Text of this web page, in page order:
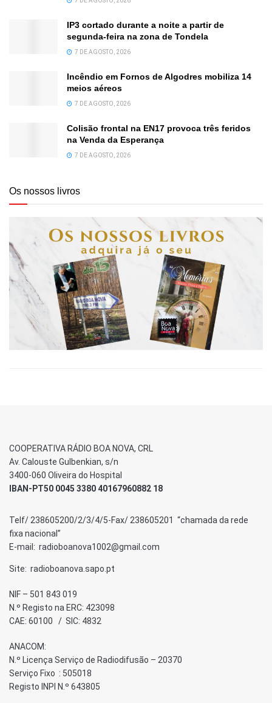
IP3 cortado durante a noite a partir de
segunda-feira na zona de Tondela
7 DE AGOSTO, 2026
Incêndio em Fornos de Algodres mobiliza 14
meios aéreos
7 DE AGOSTO, 2026
Colisão frontal na EN17 provoca três feridos
na Venda da Esperança
7 DE AGOSTO, 2026
Os nossos livros
COOPERATIVA RÁDIO BOA NOVA, CRL
Av. Calouste Gulbenkian, s/n
3400-060 Oliveira do Hospital
IBAN-PT50 0045 3380 40167960882 18
Telf/ 238605200/2/3/4/5-Fax/ 238605201 “chamada da rede
fixa nacional”
E-mail: radioboanova1002@gmail.com
Site: radioboanova.sapo.pt
NIF – 501 843 019
N.º Registo na ERC: 423098
CAE: 60100 / SIC: 4832
ANACOM:
N.º Licença Serviço de Radiodifusão – 20370
Serviço Fixo : 505018
Registo INPI N.º 643805